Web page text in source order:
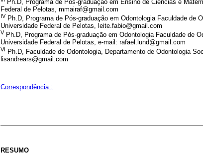
Ph.D, Programa de Pós-graduação em Ensino de Ciências e
Federal de Pelotas, mmairaf@gmail.com
IV Ph.D, Programa de Pós-graduação em Odontologia Faculdade de
Universidade Federal de Pelotas, leite.fabio@gmail.com
V Ph.D, Programa de Pós-graduação em Odontologia Faculdade de
Universidade Federal de Pelotas, e-mail: rafael.lund@gmail.com
VI Ph.D, Faculdade de Odontologia, Departamento de Odontologia
lisandrears@gmail.com
Correspondência :
RESUMO